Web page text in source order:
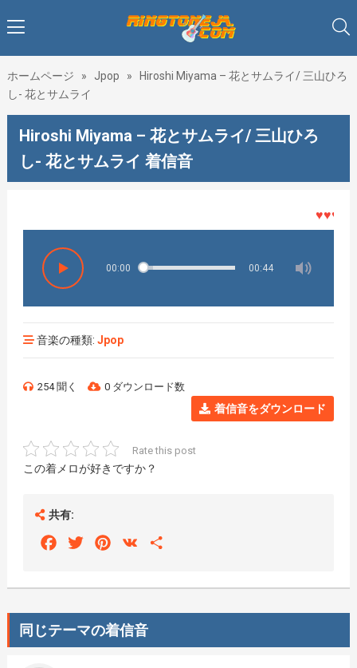
ホームページ » Jpop »
Hiroshi Miyama – 花とサムライ/ 三山ひろ
し- 花とサムライ
Hiroshi Miyama – 花とサムライ/ 三山ひろ
し- 花とサムライ 着信音
♥♥♥着メ
00:00 00:44
音楽の種類: Jpop
254 聞く 0 ダウンロード数
着信音をダウンロード
Rate this post
この着メロが好きですか？
共有:
FacebookTwitterPinterest
VK
同じテーマの着信音